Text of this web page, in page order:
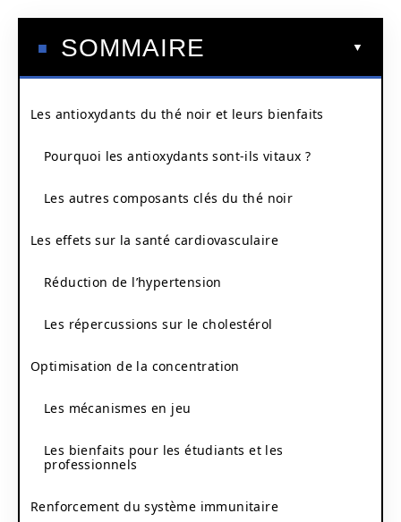
SOMMAIRE
Les antioxydants du thé noir et leurs bienfaits
Pourquoi les antioxydants sont-ils vitaux ?
Les autres composants clés du thé noir
Les effets sur la santé cardiovasculaire
Réduction de l’hypertension
Les répercussions sur le cholestérol
Optimisation de la concentration
Les mécanismes en jeu
Les bienfaits pour les étudiants et les
professionnels
Renforcement du système immunitaire